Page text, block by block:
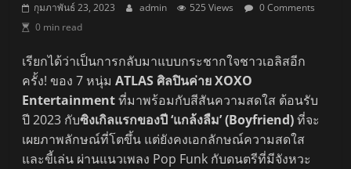
กุมภาพันธ์ 23, 2023 admin 525 Views
0 Comments
0 min read
เรียกได้ว่าเป็นการกลับมาแบบกระชากใจชาวเอลิสอีก
ครั้ง! ของ 7 หนุ่มATLAS ศิลปินค่าย XOXO
Entertainmentที่มาพร้อมกับสีสันความสดใส ต้อนรับ
ปี 2023 กับซิงเกิลแรกของปี ‘แกล้งลืม’ (Boyfriend)ที่จะ
เผยภาพลักษณ์ที่โตขึ้น แต่ยังคงเอกลักษณ์ความสดใส
และขี้เล่น ผ่านแนวเพลง Pop Funk กับดนตรีที่มีจังหวะ